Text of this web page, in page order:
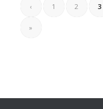
‹ 1 2 3
»